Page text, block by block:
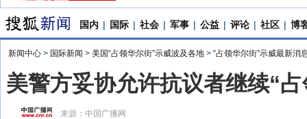
国内 | 国际 | 社会 | 军事 | 公益 | 评论 | 社区 | 博
新闻中心 > 国际新闻 > 美国“占领华尔街”示威波及各地 > “占领华尔街”示威最新消
美警方妥协允许抗议者继续“
来源： 中国广播网